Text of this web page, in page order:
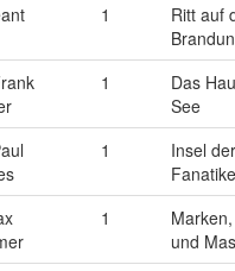
1
Ritt auf
1
Das
See
1
Insel der
1
und